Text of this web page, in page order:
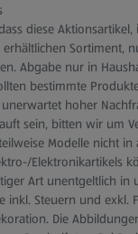
diese
Sortiment,
Abgabe nur in
bestimmte
hoher
sein, bitten wir um
Modelle nicht in
Elektronikartikels
Art unentgeltlich in
inkl. Steuern und exkl.
Die